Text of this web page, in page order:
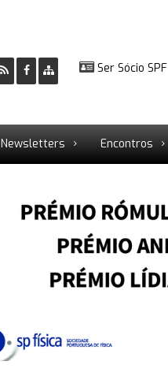
Ser Sócio SPF
Newsletters Encontros